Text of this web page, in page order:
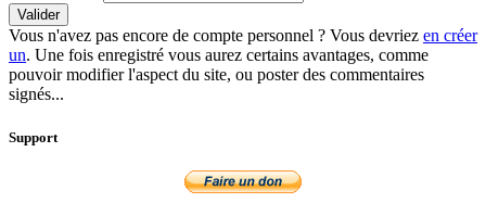
Valider
Vous n'avez pas encore de compte personnel ? Vous devriez en créer
un. Une fois enregistré vous aurez certains avantages, comme
pouvoir modifier l'aspect du site, ou poster des commentaires
signés...
Support